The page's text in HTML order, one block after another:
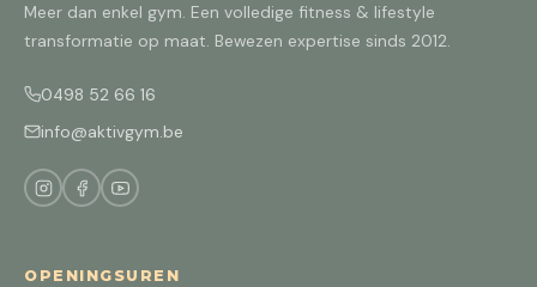
Meer dan enkel gym. Een volledige fitness & lifestyle
transformatie op maat. Bewezen expertise sinds 2012.
0498 52 66 16
info@aktivgym.be
OPENINGSUREN